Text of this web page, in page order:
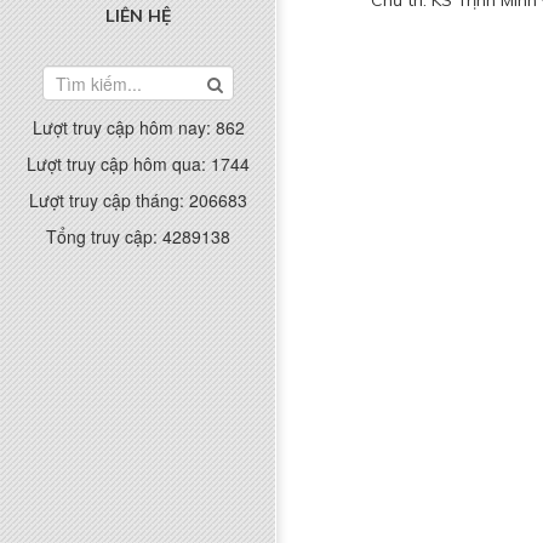
LIÊN HỆ
Lượt truy cập hôm nay: 862
Lượt truy cập hôm qua: 1744
Lượt truy cập tháng: 206683
Tổng truy cập: 4289138